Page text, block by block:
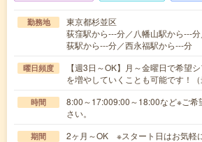
勤務地
東京都杉並区
荻窪駅から---分／八幡山駅から---
荻駅から---分／西永福駅から---分
曜日頻度
【週3日～OK】月～金曜日で希望
を増やしていくことも可能です！（
時間
8:00～17:009:00～18:00など※ご希
さい。
期間 2ヶ月～OK ※スタート日はお気軽